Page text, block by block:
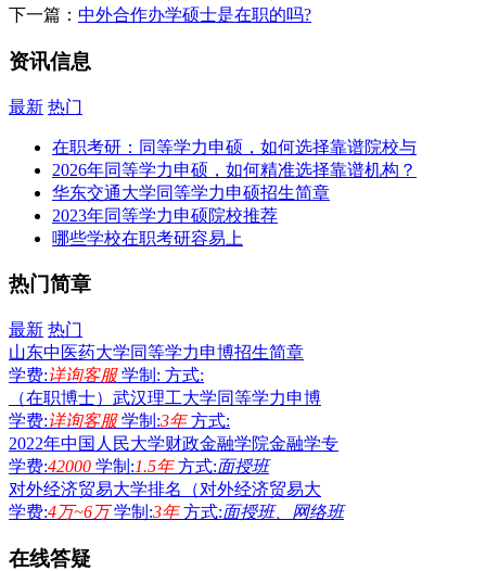
下一篇： 中外合作办学硕士是在职的吗?
资讯信息
最新 热门
在职考研：同等学力申硕，如何选择靠谱院校与
2026年同等学力申硕，如何精准选择靠谱机构？
华东交通大学同等学力申硕招生简章
2023年同等学力申硕院校推荐
哪些学校在职考研容易上
热门简章
最新 热门
山东中医药大学同等学力申博招生简章
学费:详询客服 学制: 方式:
（在职博士）武汉理工大学同等学力申博
学费:详询客服 学制:3年 方式:
2022年中国人民大学财政金融学院金融学专
学费:42000 学制:1.5年 方式:面授班
对外经济贸易大学排名（对外经济贸易大
学费:4万~6万 学制:3年 方式:面授班、网络班
在线答疑